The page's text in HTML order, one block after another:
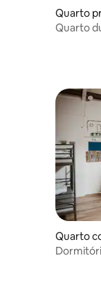
Quarto
Quarto
Quarto
e